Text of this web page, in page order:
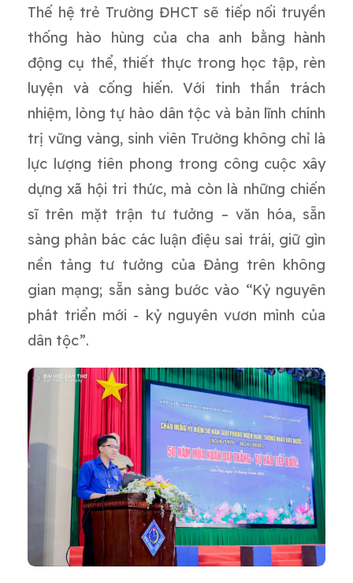
Thế hệ trẻ Trường ĐHCT sẽ tiếp nối truyền
thống hào hùng của cha anh bằng hành
động cụ thể, thiết thực trong học tập, rèn
luyện và cống hiến. Với tinh thần trách
nhiệm, lòng tự hào dân tộc và bản lĩnh chính
trị vững vàng, sinh viên Trường không chỉ là
lực lượng tiên phong trong công cuộc xây
dựng xã hội tri thức, mà còn là những chiến
sĩ trên mặt trận tư tưởng – văn hóa, sẵn
sàng phản bác các luận điệu sai trái, giữ gìn
nền tảng tư tưởng của Đảng trên không
gian mạng; sẵn sàng bước vào “Kỷ nguyên
phát triển mới - kỷ nguyên vươn mình của
dân tộc”.